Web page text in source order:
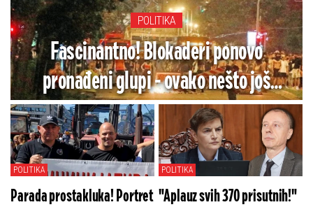
POLITIKA
Fascinantno! Blokaderi ponovo
pronađeni glupi - ovako nešto još
nismo videli (FOTO)
POLITIKA
Parada prostakluka! Portret
POLITIKA
"Aplauz svih 370 prisutnih!"